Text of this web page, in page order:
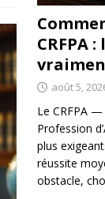
CRFPA
août 5,
Le CRFPA —
Profession
plus
réussite
obstacle,